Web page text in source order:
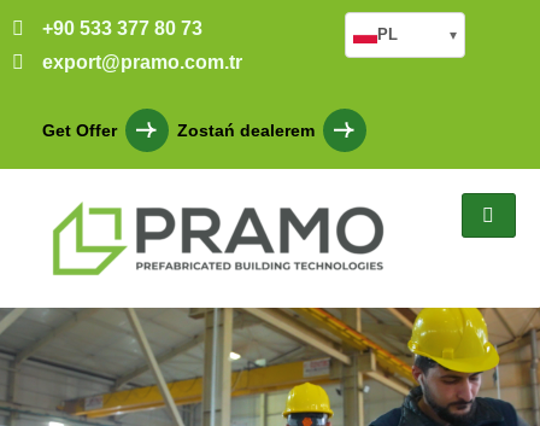
+90 533 377 80 73
export@pramo.com.tr
Get Offer Zostań dealerem
PL ▾